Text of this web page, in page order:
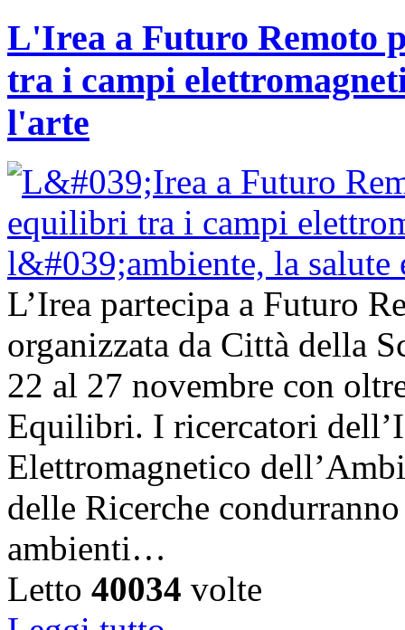
L'Irea a Futuro Remoto
tra i campi
l'arte
L’Irea partecipa a Futuro
organizzata da Città della
22 al 27 novembre con
Equilibri. I ricercatori
Elettromagnetico
delle Ricerche
ambienti…
Letto 40034 volte